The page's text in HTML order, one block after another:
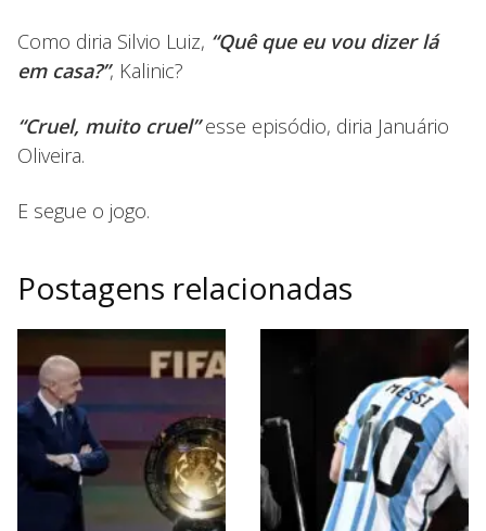
Como diria Silvio Luiz, “Quê que eu vou dizer lá
em casa?”, Kalinic?
“Cruel, muito cruel”esse episódio, diria Januário
Oliveira.
E segue o jogo.
Postagens relacionadas